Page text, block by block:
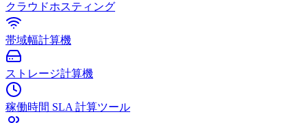
クラウドホスティング
帯域幅計算機
ストレージ計算機
稼働時間 SLA 計算ツール